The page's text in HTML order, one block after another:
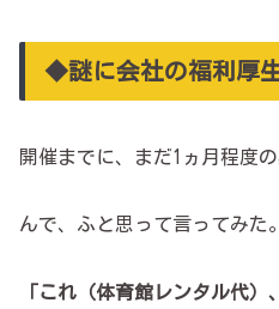
◆謎に会社の福利厚
開催までに、まだ1ヵ月程度の
んで、ふと思って言ってみた。
「これ（体育館レンタル代